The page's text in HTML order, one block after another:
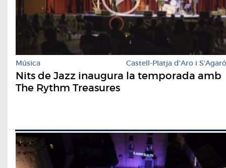
Música Castell-Platja d'Aro i S'Agaró
Nits de Jazz inaugura la temporada amb
The Rythm Treasures